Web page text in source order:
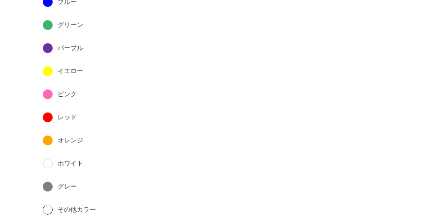
ブルー
グリーン
パープル
イエロー
ピンク
レッド
オレンジ
ホワイト
グレー
その他カラー